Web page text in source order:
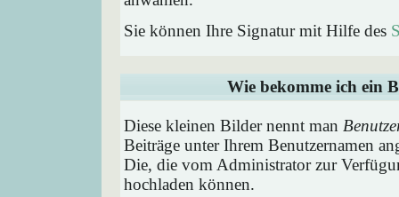
Sie können Ihre Signatur mit Hilfe des
Wie bekomme ich ein
Diese kleinen Bilder nennt man
Beiträge unter Ihrem Benutzernamen
Die, die vom Administrator zur
hochladen können.